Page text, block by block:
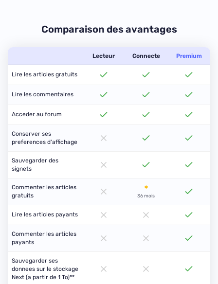
Comparaison des avantages
Lecteur Connecte Premium
Lire les articles gratuits
Lire les commentaires
Acceder au forum
Conserver ses
preferences d'affichage
Sauvegarder des
signets
Commenter les articles
gratuits
*
36 mois
Lire les articles payants
Commenter les articles
payants
Sauvegarder ses
donnees sur le stockage
Next (a partir de 1 To)**